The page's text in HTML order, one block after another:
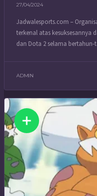
27/04/2024
Jadwalesports.com –
terkenal atas kesuksesannya
dan Dota 2 selama
ADMIN